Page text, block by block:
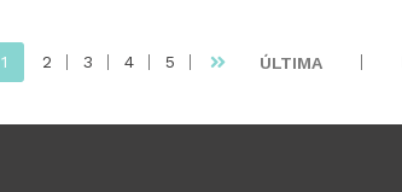
1 2 3 4 5 ÚLTIMA